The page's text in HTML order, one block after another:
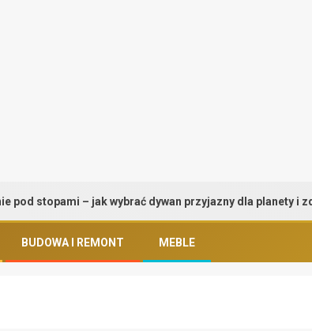
– jak wybrać dywan przyjazny dla planety i zdrowia
BUDOWA I REMONT MEBLE